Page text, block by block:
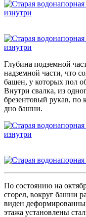
Глубина подземной
надземной части, что
башен, у которых пол
Внутри свалка, из
брезентовый рукав, по
дно башни.
По состоянию на
сгорел, вокруг башни
виден
этажа установлены